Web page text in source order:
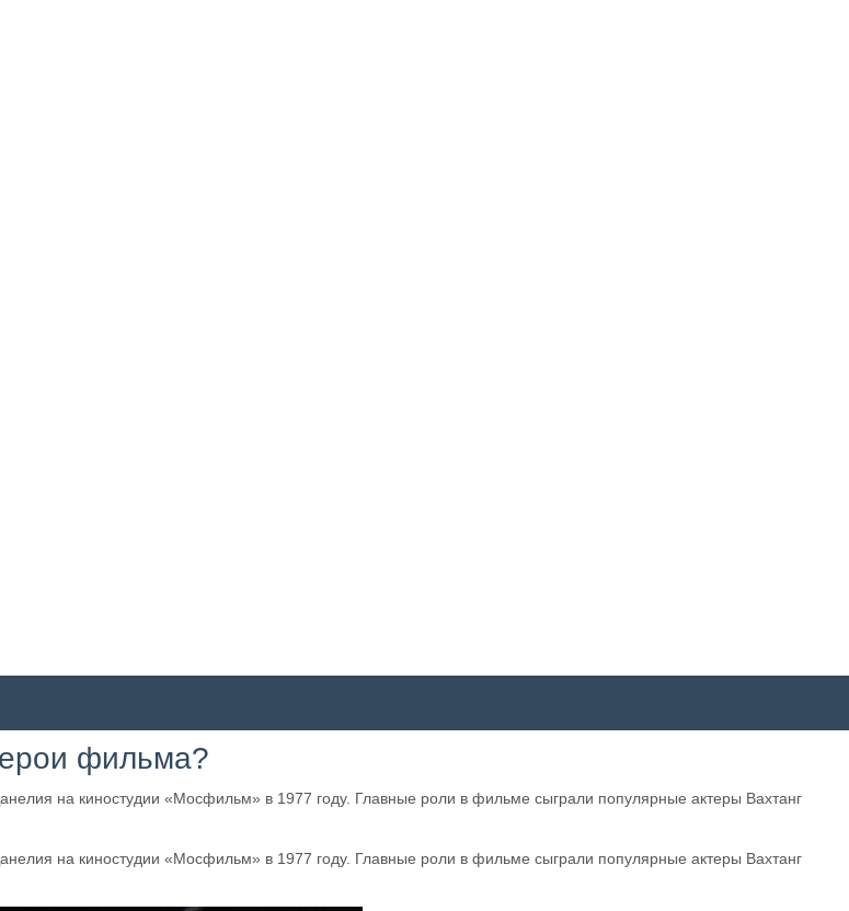
фильма?
на киностудии «Мосфильм» в 1977 году. Главные роли в фильме сыграли популярные актеры Вахтанг
на киностудии «Мосфильм» в 1977 году. Главные роли в фильме сыграли популярные актеры Вахтанг